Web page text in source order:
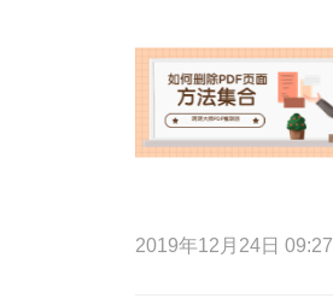
2019年12月24日 09:27